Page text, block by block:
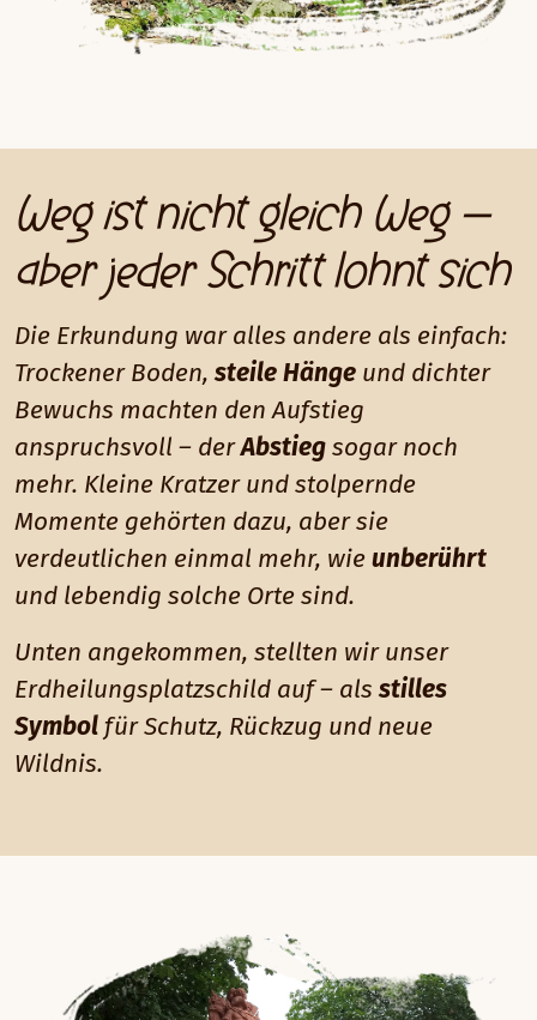
Weg ist nicht gleich Weg –
aber jeder Schritt lohnt sich
Die Erkundung war alles andere als einfach:
Trockener Boden, steile Hänge und dichter
Bewuchs machten den Aufstieg
anspruchsvoll – derAbstieg sogar noch
mehr. Kleine Kratzer und stolpernde
Momente gehörten dazu, aber sie
verdeutlichen einmal mehr, wie unberührt
und lebendig solche Orte sind.
Unten angekommen, stellten wir unser
Erdheilungsplatzschild auf – als stilles
Symbol für Schutz, Rückzug und neue
Wildnis.